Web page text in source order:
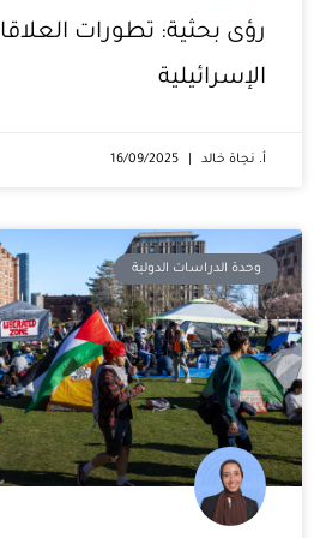
رؤى بحثية: تطورات
الإسرائيلية
أ. نجاة خالد
وحدة الدراسات الدولية